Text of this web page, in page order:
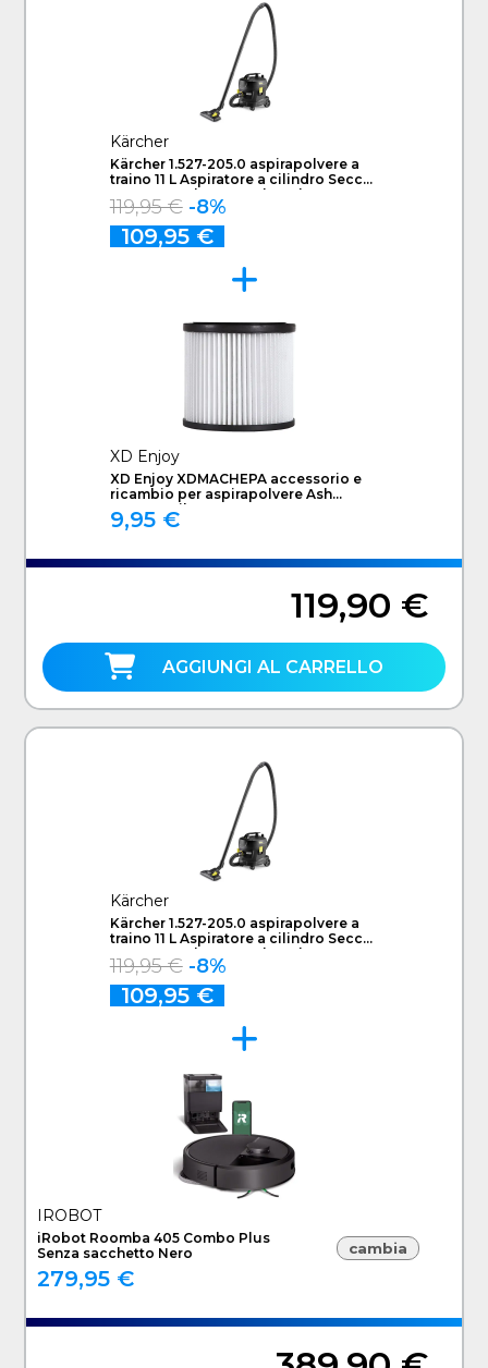
Kärcher
Kärcher 1.527-205.0 aspirapolvere a
traino 11 L Aspiratore a cilindro Secco
850 W Sacchetto per la polvere EX
DEMO - Prodotto nuovo imballo
aperto
119,95 € -8%
109,95 €
XD Enjoy
XD Enjoy XDMACHEPA accessorio e
ricambio per aspirapolvere Ash
vacuum Filtro
9,95 €
119,90 €
AGGIUNGI AL CARRELLO
Kärcher
Kärcher 1.527-205.0 aspirapolvere a
traino 11 L Aspiratore a cilindro Secco
850 W Sacchetto per la polvere EX
DEMO - Prodotto nuovo imballo
aperto
119,95 € -8%
109,95 €
IROBOT
iRobot Roomba 405 Combo Plus
Senza sacchetto Nero
279,95 €
cambia